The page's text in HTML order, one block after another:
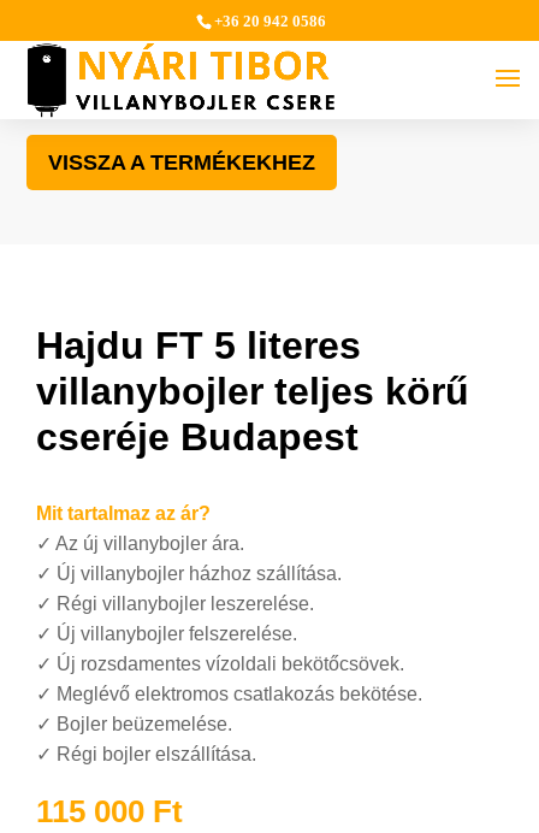
+36 20 942 0586
VISSZA A TERMÉKEKHEZ
Hajdu FT 5 literes
villanybojler teljes körű
cseréje Budapest
Mit tartalmaz az ár?
✓ Az új villanybojler ára.
✓ Új villanybojler házhoz szállítása.
✓ Régi villanybojler leszerelése.
✓ Új villanybojler felszerelése.
✓ Új rozsdamentes vízoldali bekötőcsövek.
✓ Meglévő elektromos csatlakozás bekötése.
✓ Bojler beüzemelése.
✓ Régi bojler elszállítása.
115 000 Ft